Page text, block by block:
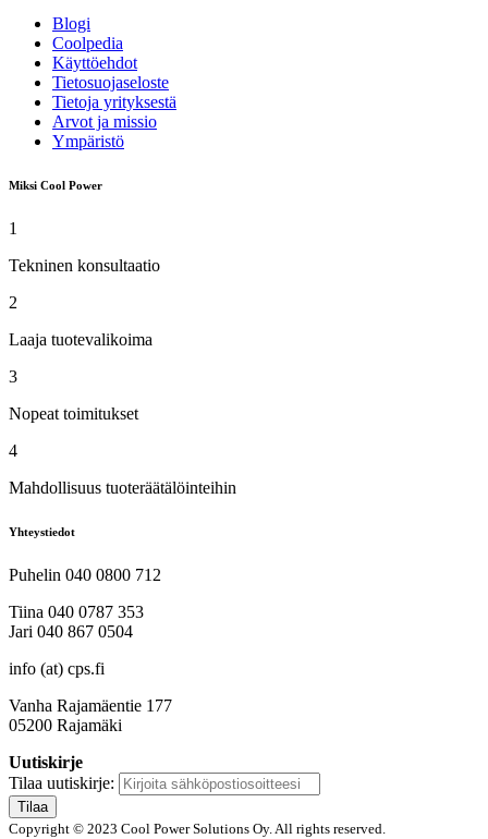
Blogi
Coolpedia
Käyttöehdot
Tietosuojaseloste
Tietoja yrityksestä
Arvot ja missio
Ympäristö
Miksi Cool Power
1
Tekninen konsultaatio
2
Laaja tuotevalikoima
3
Nopeat toimitukset
4
Mahdollisuus tuoteräätälöinteihin
Yhteystiedot
Puhelin 040 0800 712
Tiina 040 0787 353
Jari 040 867 0504
info (at) cps.fi
Vanha Rajamäentie 177
05200 Rajamäki
Uutiskirje
Tilaa uutiskirje:
Tilaa
Copyright © 2023 Cool Power Solutions Oy. All rights reserved.